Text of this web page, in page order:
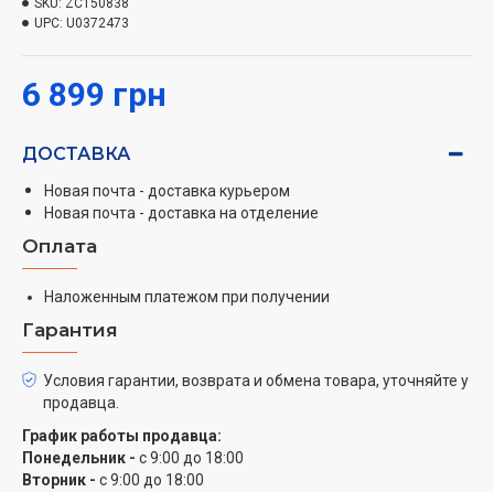
6 899 грн
SKU: ZC150838
UPC: U0372473
ДОСТАВКА
Новая почта - доставка курьером
Новая почта - доставка на отделение
Оплата
Наложенным платежом при получении
Гарантия
Условия гарантии, возврата и обмена товара, уточняйте у
продавца.
График работы продавца:
Понедельник - с 9:00 до 18:00
Вторник - с 9:00 до 18:00